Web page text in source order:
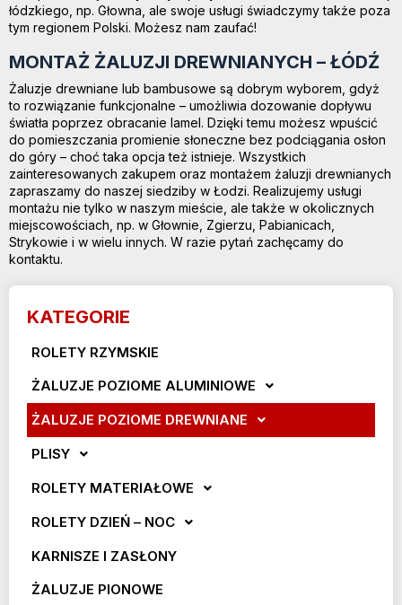
KATEGORIE
ROLETY RZYMSKIE
ŻALUZJE POZIOME ALUMINIOWE
ŻALUZJE POZIOME DREWNIANE
PLISY
ROLETY MATERIAŁOWE
ROLETY DZIEŃ – NOC
KARNISZE I ZASŁONY
ŻALUZJE PIONOWE
łódzkiego, np. Głowna, ale swoje usługi świadczymy także poza
tym regionem Polski. Możesz nam zaufać!
MONTAŻ ŻALUZJI DREWNIANYCH – ŁÓDŹ
Żaluzje drewniane lub bambusowe są dobrym wyborem, gdyż
to rozwiązanie funkcjonalne – umożliwia dozowanie dopływu
światła poprzez obracanie lamel. Dzięki temu możesz wpuścić
do pomieszczania promienie słoneczne bez podciągania osłon
do góry – choć taka opcja też istnieje. Wszystkich
zainteresowanych zakupem oraz montażem żaluzji drewnianych
zapraszamy do naszej siedziby w Łodzi. Realizujemy usługi
montażu nie tylko w naszym mieście, ale także w okolicznych
miejscowościach, np. w Głownie, Zgierzu, Pabianicach,
Strykowie i w wielu innych. W razie pytań zachęcamy do
kontaktu.